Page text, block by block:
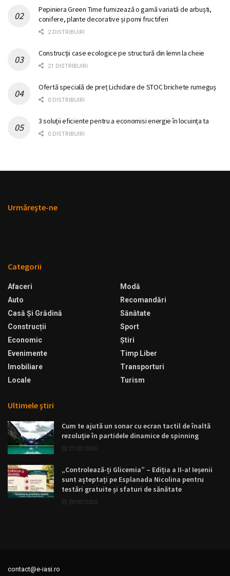
Pepiniera Green Time furnizează o gamă variată de arbuști,
conifere, plante decorative și pomi fructiferi
2 DISTRIBUIRI
Construcţii case ecologice pe structură din lemn la cheie
21 DISTRIBUIRI
Ofertă specială de preț Lichidare de STOC brichete rumeguș
0 DISTRIBUIRI
3 soluții eficiente pentru a economisi energie în locuința ta
0 DISTRIBUIRI
Urmăreşte-ne
Categorii
Afaceri
Auto
Casă Şi Grădină
Construcții
Economic
Evenimente
Imobiliare
Locale
Modă
Recomandări
Sănătate
Sport
Ştiri
Timp Liber
Transporturi
Turism
Ultimele ştiri
Cum te ajută un sonar cu ecran tactil de înaltă
rezoluție în partidele dinamice de spinning
27/07/2026
„Controlează-ți Glicemia” – Ediția a II-a! Ieșenii
sunt așteptați pe Esplanada Nicolina pentru
testări gratuite și sfaturi de sănătate
29/07/2026
contact@e-iasi.ro